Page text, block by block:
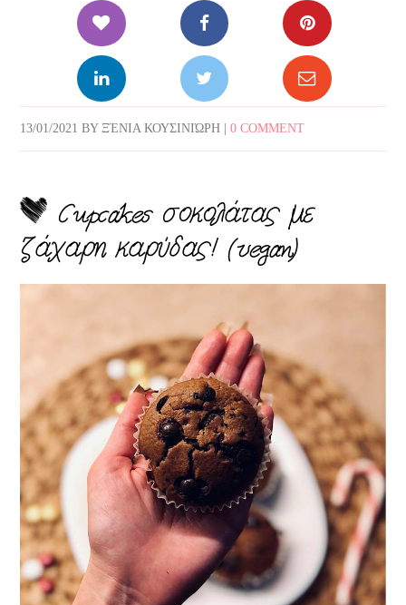
13/01/2021 BYΞΈΝΙΑ ΚΟΥΣΙΝΙΏΡΗ |0 COMMENT
Cupcakes σοκολάτας με
ζάχαρη καρύδας! (vegan)